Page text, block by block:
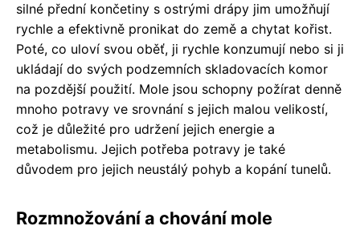
silné přední končetiny s ostrými drápy jim umožňují
rychle a efektivně pronikat do země a chytat kořist.
Poté, co uloví svou oběť, ji rychle konzumují nebo si ji
ukládají do svých podzemních skladovacích komor
na pozdější použití. Mole jsou schopny požírat denně
mnoho potravy ve srovnání s jejich malou velikostí,
což je důležité pro udržení jejich energie a
metabolismu. Jejich potřeba potravy je také
důvodem pro jejich neustálý pohyb a kopání tunelů.
Rozmnožování a chování mole